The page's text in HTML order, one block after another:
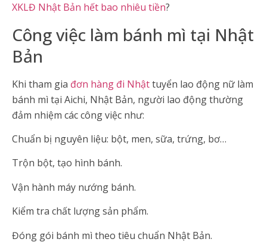
XKLĐ Nhật Bản hết bao nhiêu tiền?
Công việc làm bánh mì tại Nhật
Bản
Khi tham gia đơn hàng đi Nhậttuyển lao động nữ làm
bánh mì tại Aichi, Nhật Bản, người lao động thường
đảm nhiệm các công việc như:
Chuẩn bị nguyên liệu: bột, men, sữa, trứng, bơ…
Trộn bột, tạo hình bánh.
Vận hành máy nướng bánh.
Kiểm tra chất lượng sản phẩm.
Đóng gói bánh mì theo tiêu chuẩn Nhật Bản.